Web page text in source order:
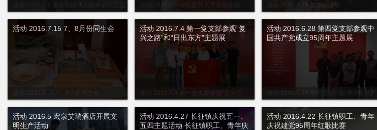
活动 2016.9.5 中医医药大学中医体检 活动 2016.8.25 皮肤科讲座
活动 2016.7.15 7、8月份同生会
活动 2016.7.4 第一党支部参观“复
兴之路”和“日出东方”主题展
活动 2016.6.28 第四党支部参观中国共产
活动 2016.6.28 第四党支部参观中
国共产党成立95周年主题展
活动 2016.5 宏泉艾瑞酒店开展文
明生产活动
活动 2016.4.27 长征镇庆祝五一、
五四主题活动 长征镇职工、青年庆
活动 2016.4.22 长征镇职工、青年
庆祝建党95周年红歌比赛